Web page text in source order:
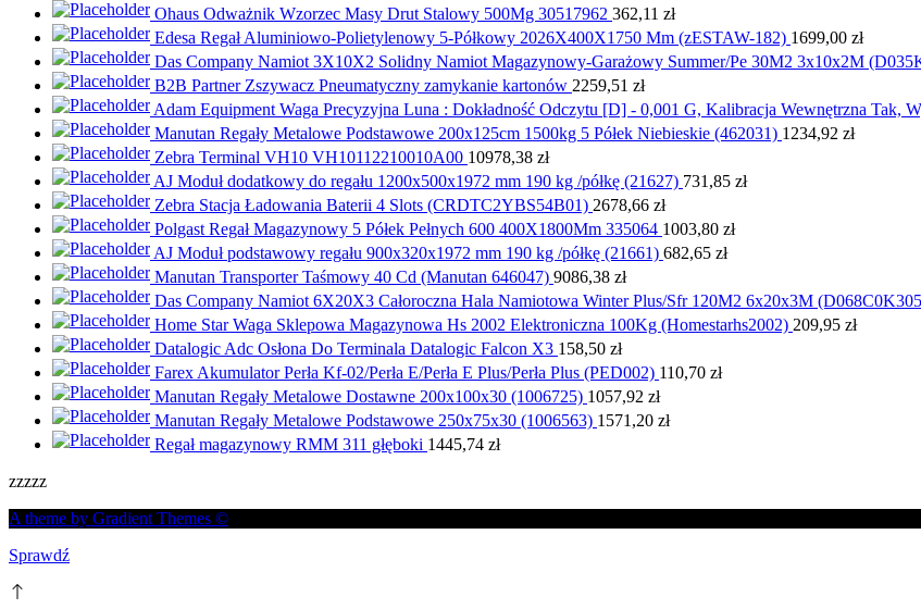
Ohaus Odważnik Wzorzec Masy Drut Stalowy 500Mg 30517962 362,11 zł
Edesa Regał Aluminiowo-Polietylenowy 5-Półkowy 2026X400X1750 Mm (zESTAW-182) 1699,00 zł
Das Company Namiot 3X10X2 Solidny Namiot Magazynowy-Garażowy Summer/Pe 30M2 3x10x2M
B2B Partner Zszywacz Pneumatyczny zamykanie kartonów 2259,51 zł
Adam Equipment Waga Precyzyjna Luna : Dokładność Odczytu [D] - 0,001 G, Kalibracja Wewnętrzna Tak,
Manutan Regały Metalowe Podstawowe 200x125cm 1500kg 5 Półek Niebieskie (462031) 1234,92 zł
Zebra Terminal VH10 VH10112210010A00 10978,38 zł
AJ Moduł dodatkowy do regału 1200x500x1972 mm 190 kg /półkę (21627) 731,85 zł
Zebra Stacja Ładowania Baterii 4 Slots (CRDTC2YBS54B01) 2678,66 zł
Polgast Regał Magazynowy 5 Półek Pełnych 600 400X1800Mm 335064 1003,80 zł
AJ Moduł podstawowy regału 900x320x1972 mm 190 kg /półkę (21661) 682,65 zł
Manutan Transporter Taśmowy 40 Cd (Manutan 646047) 9086,38 zł
Das Company Namiot 6X20X3 Całoroczna Hala Namiotowa Winter Plus/Sfr 120M2 6x20x3M
Home Star Waga Sklepowa Magazynowa Hs 2002 Elektroniczna 100Kg (Homestarhs2002) 209,95 zł
Datalogic Adc Osłona Do Terminala Datalogic Falcon X3 158,50 zł
Farex Akumulator Perła Kf-02/Perła E/Perła E Plus/Perła Plus (PED002) 110,70 zł
Manutan Regały Metalowe Dostawne 200x100x30 (1006725) 1057,92 zł
Manutan Regały Metalowe Podstawowe 250x75x30 (1006563) 1571,20 zł
Regał magazynowy RMM 311 głęboki 1445,74 zł
zzzzz
A theme by Gradient Themes ©
Sprawdź